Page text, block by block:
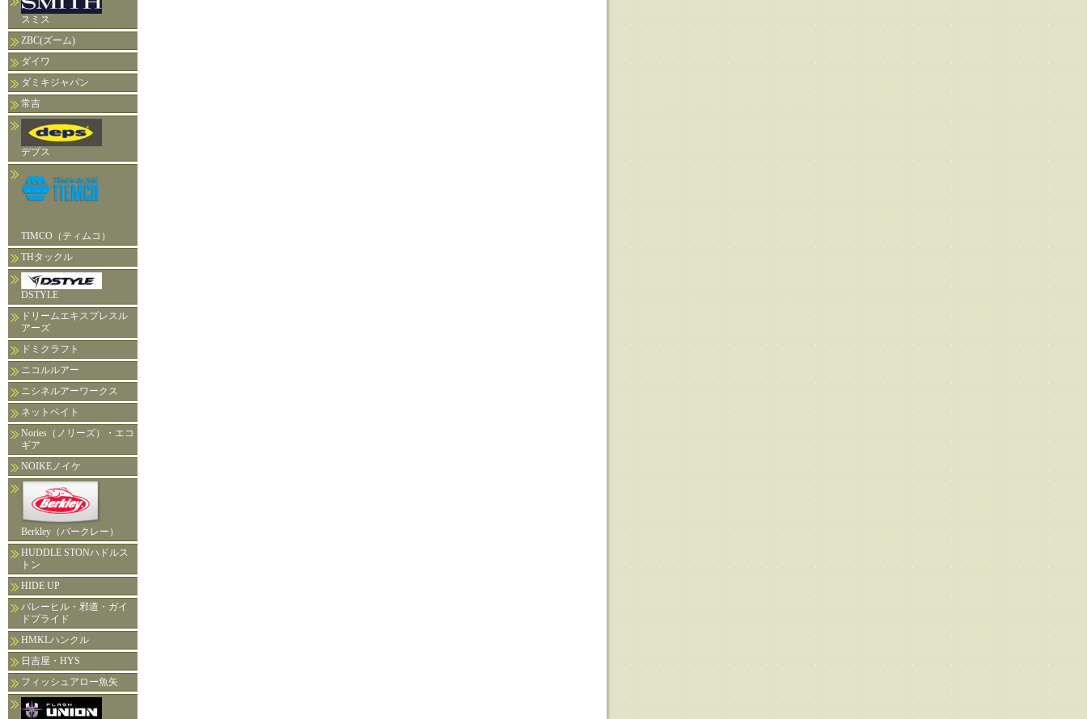
スミス
ZBC(ズーム)
ダイワ
ダミキジャパン
常吉
デプス
TIMCO（ティムコ）
THタックル
DSTYLE
ドリームエキスプレスル
アーズ
ドミクラフト
ニコルルアー
ニシネルアーワークス
ネットベイト
Nories（ノリーズ）・エコ
ギア
NOIKEノイケ
Berkley（バークレー）
HUDDLE STONハドルス
トン
HIDE UP
バレーヒル・邪道・ガイ
ドプライド
HMKLハンクル
日吉屋・HYS
フィッシュアロー魚矢